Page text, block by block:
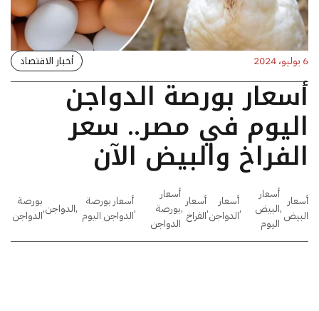
6 يوليو، 2024 أخبار الاقتصاد
أسعار بورصة الدواجن
اليوم في مصر.. سعر
الفراخ والبيض الآن
أسعار
البيض,
أسعار
البيض
اليوم
,أسعار
الدواجن,أسعار
الفراخ ,
أسعار
بورصة
الدواجن
,أسعار بورصة
الدواجن اليوم ,الدواجن,بورصة
الدواجن